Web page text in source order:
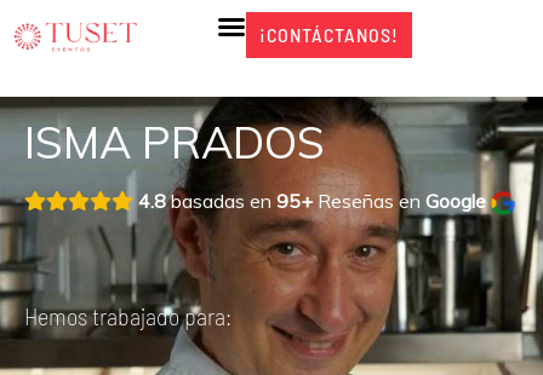
¡CONTÁCTANOS!
¡CONTÁCTANOS!
ISMA PRADOS
4.8basadas en 95+Reseñas en Google
Hemos trabajado para: